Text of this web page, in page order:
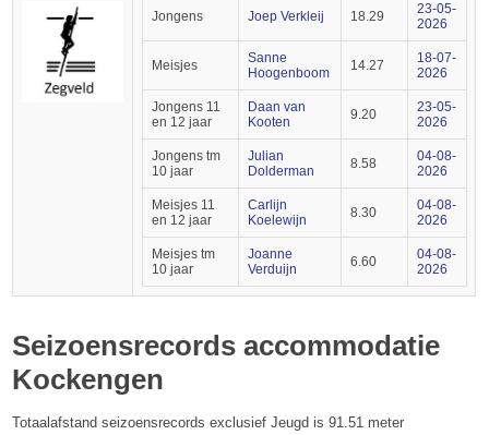
Jongens Joep Verkleij 18.29
23-05-
2026
Meisjes
Sanne
Hoogenboom
14.27
18-07-
2026
Jongens 11
en 12 jaar
Daan van
Kooten
9.20
23-05-
2026
Jongens tm
10 jaar
Julian
Dolderman
8.58
04-08-
2026
Meisjes 11
en 12 jaar
Carlijn
Koelewijn
8.30
04-08-
2026
Meisjes tm
10 jaar
Joanne
Verduijn
6.60
04-08-
2026
Seizoensrecords accommodatie
Kockengen
Totaalafstand seizoensrecords exclusief Jeugd is 91.51 meter